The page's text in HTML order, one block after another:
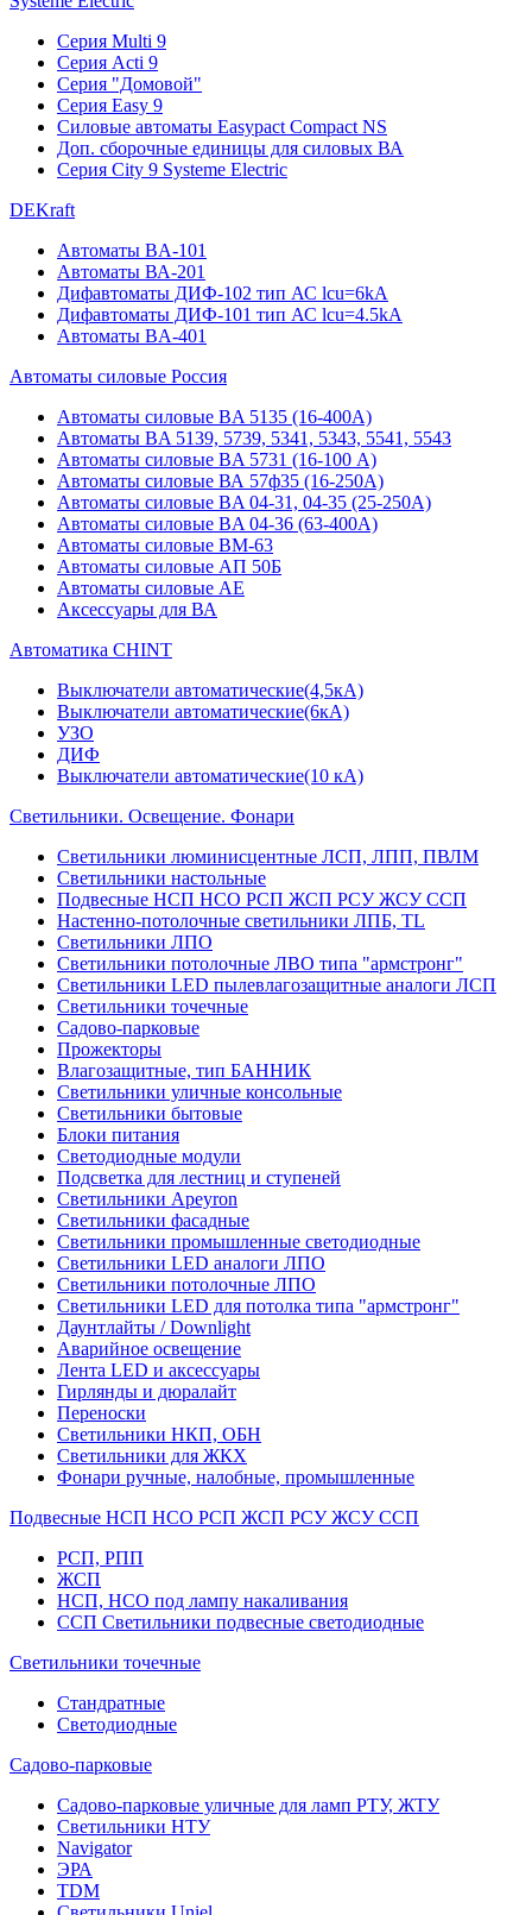
Серия Multi 9
Серия Acti 9
Серия "Домовой"
Серия Easy 9
Силовые автоматы Easypact Compact NS
Доп. сборочные единицы для силовых ВА
Серия City 9 Systeme Electric
DEKraft
Автоматы BA-101
Автоматы ВА-201
Дифавтоматы ДИФ-102 тип АС lcu=6kA
Дифавтоматы ДИФ-101 тип АС lcu=4.5kA
Автоматы BA-401
Автоматы силовые Россия
Автоматы силовые BA 5135 (16-400А)
Автоматы BA 5139, 5739, 5341, 5343, 5541, 5543
Автоматы силовые BA 5731 (16-100 А)
Автоматы силовые ВА 57ф35 (16-250А)
Автоматы силовые BA 04-31, 04-35 (25-250А)
Автоматы силовые BA 04-36 (63-400А)
Автоматы силовые ВМ-63
Автоматы силовые АП 50Б
Автоматы силовые АЕ
Аксессуары для ВА
Автоматика CHINT
Выключатели автоматические(4,5кА)
Выключатели автоматические(6кА)
УЗО
ДИФ
Выключатели автоматические(10 кА)
Светильники. Освещение. Фонари
Светильники люминисцентные ЛСП, ЛПП, ПВЛМ
Светильники настольные
Подвесные НСП НСО РСП ЖСП РСУ ЖСУ ССП
Настенно-потолочные светильники ЛПБ, TL
Светильники ЛПО
Светильники потолочные ЛВО типа "армстронг"
Светильники LED пылевлагозащитные аналоги ЛСП
Светильники точечные
Садово-парковые
Прожекторы
Влагозащитные, тип БАННИК
Светильники уличные консольные
Светильники бытовые
Блоки питания
Светодиодные модули
Подсветка для лестниц и ступеней
Светильники Apeyron
Светильники фасадные
Светильники промышленные светодиодные
Светильники LED аналоги ЛПО
Светильники потолочные ЛПО
Светильники LED для потолка типа "армстронг"
Даунтлайты / Downlight
Аварийное освещение
Лента LED и аксессуары
Гирлянды и дюралайт
Переноски
Светильники НКП, ОБН
Светильники для ЖКХ
Фонари ручные, налобные, промышленные
Подвесные НСП НСО РСП ЖСП РСУ ЖСУ ССП
РСП, РПП
ЖСП
НСП, НСО под лампу накаливания
ССП Светильники подвесные светодиодные
Светильники точечные
Стандратные
Светодиодные
Садово-парковые
Садово-парковые уличные для ламп РТУ, ЖТУ
Светильники НТУ
Navigator
ЭРА
TDM